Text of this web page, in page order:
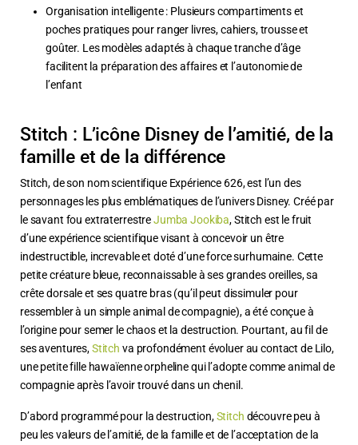
Organisation intelligente : Plusieurs compartiments et
poches pratiques pour ranger livres, cahiers, trousse et
goûter. Les modèles adaptés à chaque tranche d’âge
facilitent la préparation des affaires et l’autonomie de
l’enfant
Stitch : L’icône Disney de l’amitié, de la
famille et de la différence
Stitch, de son nom scientifique Expérience 626, est l’un des
personnages les plus emblématiques de l’univers Disney. Créé par
le savant fou extraterrestreJumba Jookiba, Stitch est le fruit
d’une expérience scientifique visant à concevoir un être
indestructible, increvable et doté d’une force surhumaine. Cette
petite créature bleue, reconnaissable à ses grandes oreilles, sa
crête dorsale et ses quatre bras (qu’il peut dissimuler pour
ressembler à un simple animal de compagnie), a été conçue à
l’origine pour semer le chaos et la destruction. Pourtant, au fil de
ses aventures,Stitch va profondément évoluer au contact de Lilo,
une petite fille hawaïenne orpheline qui l’adopte comme animal de
compagnie après l’avoir trouvé dans un chenil.
D’abord programmé pour la destruction,Stitch découvre peu à
peu les valeurs de l’amitié, de la famille et de l’acceptation de la